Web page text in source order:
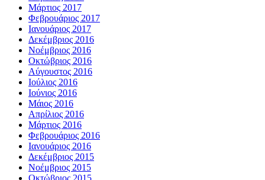
Μάρτιος 2017
Φεβρουάριος 2017
Ιανουάριος 2017
Δεκέμβριος 2016
Νοέμβριος 2016
Οκτώβριος 2016
Αύγουστος 2016
Ιούλιος 2016
Ιούνιος 2016
Μάιος 2016
Απρίλιος 2016
Μάρτιος 2016
Φεβρουάριος 2016
Ιανουάριος 2016
Δεκέμβριος 2015
Νοέμβριος 2015
Οκτώβριος 2015